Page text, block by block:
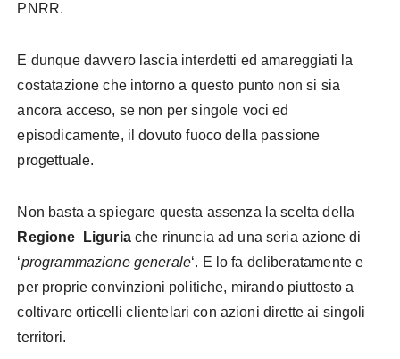
PNRR.
E dunque davvero lascia interdetti ed amareggiati la
costatazione che intorno a questo punto non si sia
ancora acceso, se non per singole voci ed
episodicamente, il dovuto fuoco della passione
progettuale.
Non basta a spiegare questa assenza la scelta della
Regione Liguriache rinuncia ad una seria azione di
‘programmazione generale‘. E lo fa deliberatamente e
per proprie convinzioni politiche, mirando piuttosto a
coltivare orticelli clientelari con azioni dirette ai singoli
territori.